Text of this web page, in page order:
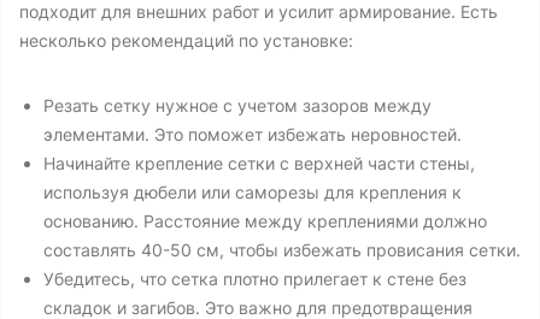
подходит для внешних работ и усилит армирование. Есть
несколько рекомендаций по установке:
Резать сетку нужное с учетом зазоров между
элементами. Это поможет избежать неровностей.
Начинайте крепление сетки с верхней части стены,
используя дюбели или саморезы для крепления к
основанию. Расстояние между креплениями должно
составлять 40-50 см, чтобы избежать провисания сетки.
Убедитесь, что сетка плотно прилегает к стене без
складок и загибов. Это важно для предотвращения